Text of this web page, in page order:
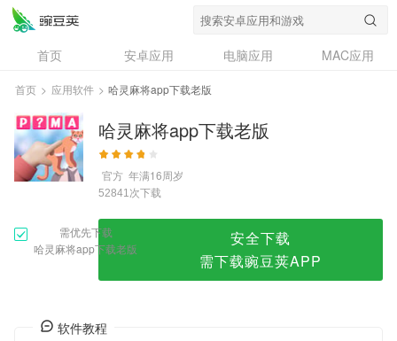
哈灵麻将app下载老版
首页 安卓应用 电脑应用
MAC应用
资讯
专题
问答
首页 > 应用软件 > 哈灵麻将app下载老版
哈灵麻将app下载老版
官方 年满16周岁
52841次下载
需优先下载
哈灵麻将app下载老版
安全下载
需下载豌豆荚APP
软件教程